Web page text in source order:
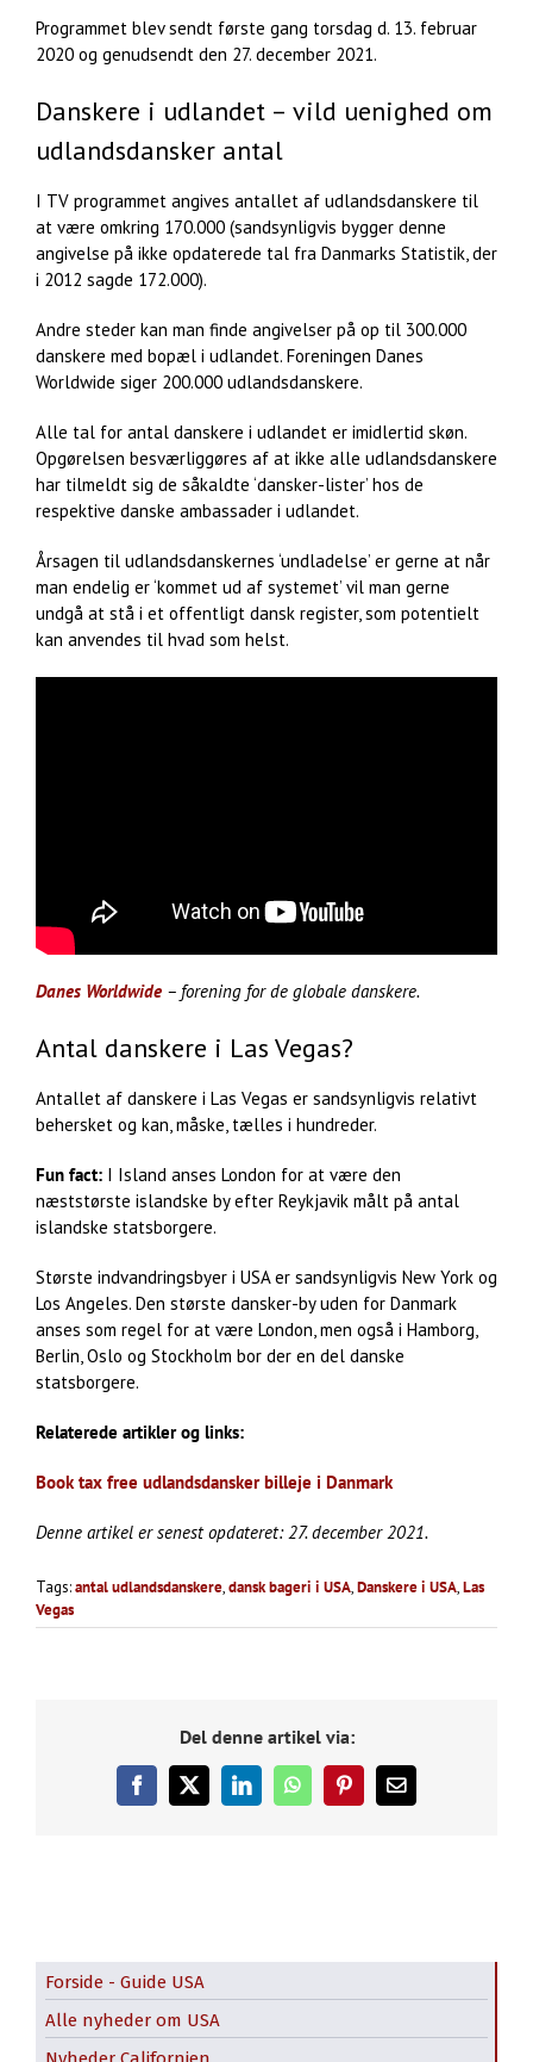
Programmet blev sendt første gang torsdag d. 13. februar
2020 og genudsendt den 27. december 2021.
Danskere i udlandet – vild uenighed om
udlandsdansker antal
I TV programmet angives antallet af udlandsdanskere til
at være omkring 170.000 (sandsynligvis bygger denne
angivelse på ikke opdaterede tal fra Danmarks Statistik, der
i 2012 sagde 172.000).
Andre steder kan man finde angivelser på op til 300.000
danskere med bopæl i udlandet. Foreningen Danes
Worldwide siger 200.000 udlandsdanskere.
Alle tal for antal danskere i udlandet er imidlertid skøn.
Opgørelsen besværliggøres af at ikke alle udlandsdanskere
har tilmeldt sig de såkaldte ‘dansker-lister’ hos de
respektive danske ambassader i udlandet.
Årsagen til udlandsdanskernes ‘undladelse’ er gerne at når
man endelig er ‘kommet ud af systemet’ vil man gerne
undgå at stå i et offentligt dansk register, som potentielt
kan anvendes til hvad som helst.
Danes Worldwide – forening for de globale danskere.
Antal danskere i Las Vegas?
Antallet af danskere i Las Vegas er sandsynligvis relativt
behersket og kan, måske, tælles i hundreder.
Fun fact: I Island anses London for at være den
næststørste islandske by efter Reykjavik målt på antal
islandske statsborgere.
Største indvandringsbyer i USA er sandsynligvis New York og
Los Angeles. Den største dansker-by uden for Danmark
anses som regel for at være London, men også i Hamborg,
Berlin, Oslo og Stockholm bor der en del danske
statsborgere.
Relaterede artikler og links:
Book tax free udlandsdansker billeje i Danmark
Denne artikel er senest opdateret: 27. december 2021.
Tags:antal udlandsdanskere,dansk bageri i USA,Danskere i USA,Las
Vegas
Del denne artikel via:
Facebook
X LinkedInWhatsAppPinterest
E-
Forside - Guide USA
Alle nyheder om USA